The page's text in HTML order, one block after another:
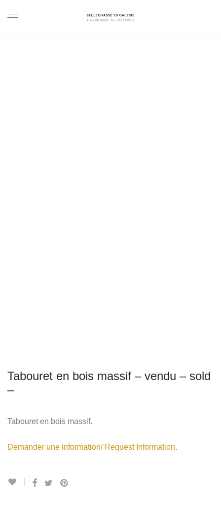
Tabouret en bois massif – vendu – sold
–
Tabouret en bois massif.
Demander une information/ Request Information.